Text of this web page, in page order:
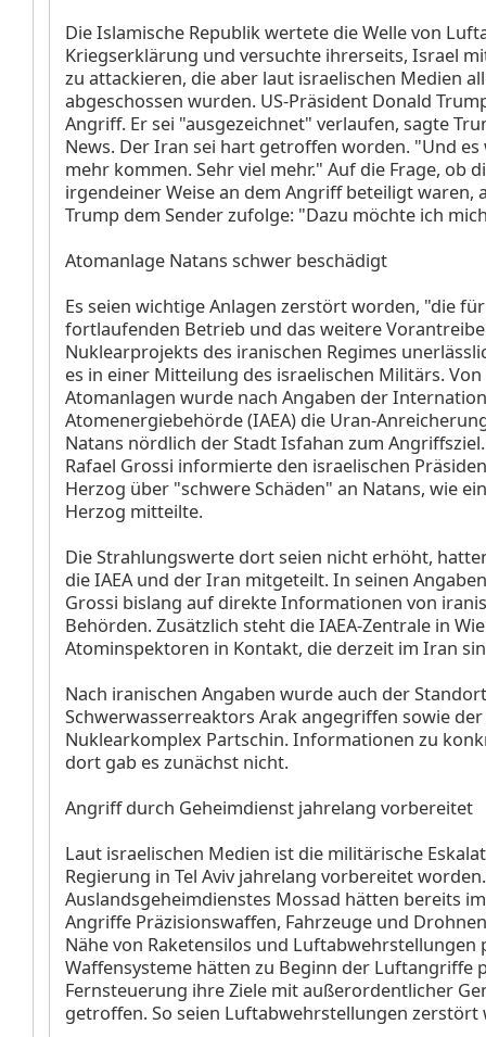
Die Islamische Republik wertete die Welle von
Kriegserklärung und versuchte ihrerseits, Israel
zu attackieren, die aber laut israelischen Medien
abgeschossen wurden. US-Präsident Donald
Angriff. Er sei "ausgezeichnet" verlaufen, sagte
News. Der Iran sei hart getroffen worden. "Und
mehr kommen. Sehr viel mehr." Auf die Frage, ob
irgendeiner Weise an dem Angriff beteiligt waren,
Trump dem Sender zufolge: "Dazu möchte ich
Atomanlage Natans schwer beschädigt
Es seien wichtige Anlagen zerstört worden, "die
fortlaufenden Betrieb und das weitere
Nuklearprojekts des iranischen Regimes
es in einer Mitteilung des israelischen Militärs. Von
Atomanlagen wurde nach Angaben der
Atomenergiebehörde (IAEA) die Uran-
Natans nördlich der Stadt Isfahan zum Angriffsziel.
Rafael Grossi informierte den israelischen
Herzog über "schwere Schäden" an Natans, wie
Herzog mitteilte.
Die Strahlungswerte dort seien nicht erhöht,
die IAEA und der Iran mitgeteilt. In seinen
Grossi bislang auf direkte Informationen von
Behörden. Zusätzlich steht die IAEA-Zentrale in
Atominspektoren in Kontakt, die derzeit im Iran
Nach iranischen Angaben wurde auch der
Schwerwasserreaktors Arak angegriffen sowie der
Nuklearkomplex Partschin. Informationen zu
dort gab es zunächst nicht.
Angriff durch Geheimdienst jahrelang vorbereitet
Laut israelischen Medien ist die militärische
Regierung in Tel Aviv jahrelang vorbereitet
Auslandsgeheimdienstes Mossad hätten bereits
Angriffe Präzisionswaffen, Fahrzeuge und
Nähe von Raketensilos und Luftabwehrstellungen
Waffensysteme hätten zu Beginn der Luftangriffe
Fernsteuerung ihre Ziele mit außerordentlicher
getroffen. So seien Luftabwehrstellungen zerstört